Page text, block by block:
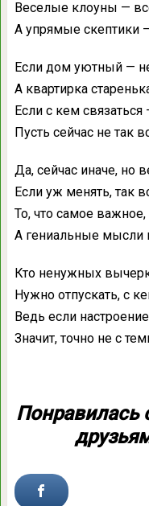
Веселые клоуны —
А упрямые скептики
Если дом уютный —
А квартирка
Если с кем
Пусть сейчас не так
Да, сейчас иначе, но
Если уж менять, так
То, что самое важное,
А гениальные мысли
Кто ненужных
Нужно отпускать, с
Ведь если
Значит, точно не с
Понравилась